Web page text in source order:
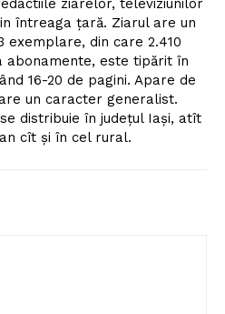
ziarelor, televiziunilor
întreaga ţară. Ziarul are un
exemplare, din care 2.410
este tipărit în
16-20 de pagini. Apare de
un caracter generalist.
distribuie în judeţul Iaşi, atît
cît şi în cel rural.